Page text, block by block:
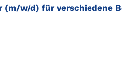
(m/w/d) für verschiedene